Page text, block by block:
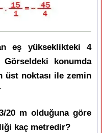
eş yükseklikteki 4
Görseldeki konumda
üst noktası ile zemin
20 m olduğuna göre
kaç metredir?